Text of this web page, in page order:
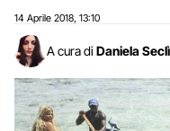
14 Aprile 2018 13:10
A cura di Daniela Seclì